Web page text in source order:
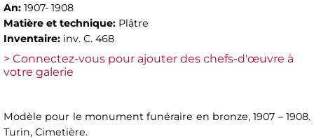
An: 1907- 1908
Matière et technique: Plâtre
Inventaire: inv. C. 468
> Connectez-vous pour ajouter des chefs-d'œuvre à
votre galerie
Modèle pour le monument funéraire en bronze, 1907 – 1908.
Turin, Cimetière.